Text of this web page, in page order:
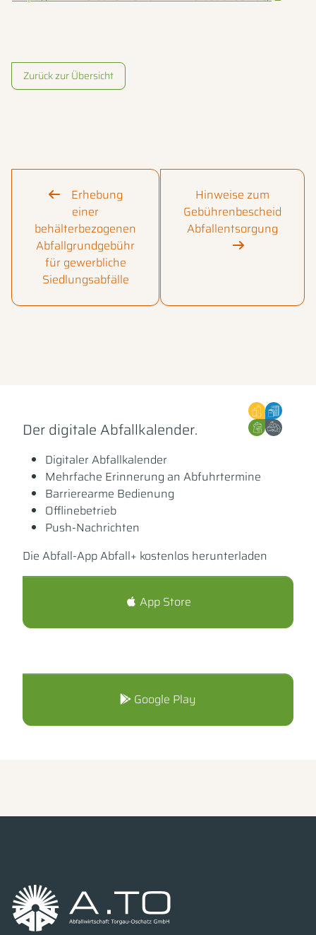
Zurück zur Übersicht
Erhebung
einer
behälterbezogenen
Abfallgrundgebühr
für gewerbliche
Siedlungsabfälle
Hinweise zum
Gebührenbescheid
Abfallentsorgung
Der digitale Abfallkalender.
Digitaler Abfallkalender
Mehrfache Erinnerung an Abfuhrtermine
Barrierearme Bedienung
Offlinebetrieb
Push-Nachrichten
Die Abfall-App Abfall+ kostenlos herunterladen
App Store
Google Play